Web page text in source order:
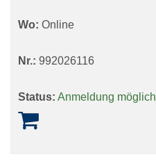
Wo: Online
Nr.: 992026116
Status: Anmeldung möglich